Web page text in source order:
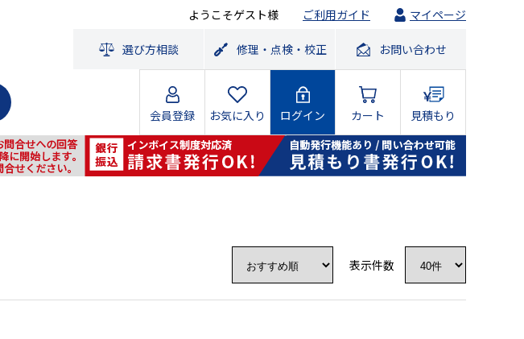
ようこそゲスト様 ご利用ガイド マイページ
選び方相談 修理・点検・校正 お問い合わせ
会員登録 お気に入り ログイン カート 見積もり
表示件数